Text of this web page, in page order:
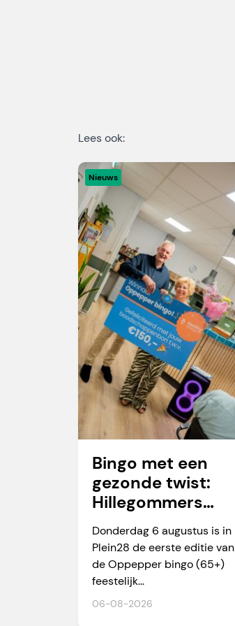
Lees ook:
Nieuws
06-08-2026
Bingo met een
gezonde twist:
Hillegommers
winnen meer dan
alleen een prijs
Donderdag 6 augustus is in
Plein28 de eerste editie van
de Oppepper bingo (65+)
feestelijk...